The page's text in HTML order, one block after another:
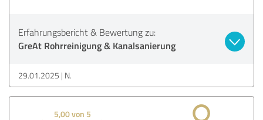
Erfahrungsbericht & Bewertung zu:
GreAt Rohrreinigung & Kanalsanierung
29.01.2025 N.
5,00 von 5